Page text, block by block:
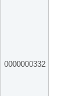
0000000332